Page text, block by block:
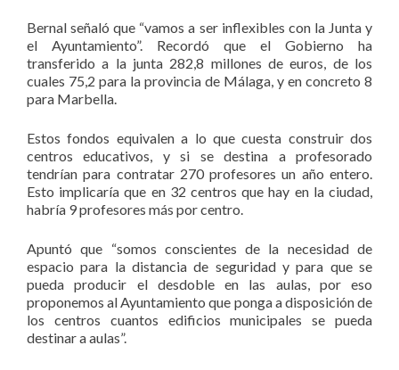
Bernal señaló que “vamos a ser inflexibles con la Junta y
el Ayuntamiento”. Recordó que el Gobierno ha
transferido a la junta 282,8 millones de euros, de los
cuales 75,2 para la provincia de Málaga, y en concreto 8
para Marbella.
Estos fondos equivalen a lo que cuesta construir dos
centros educativos, y si se destina a profesorado
tendrían para contratar 270 profesores un año entero.
Esto implicaría que en 32 centros que hay en la ciudad,
habría 9 profesores más por centro.
Apuntó que “somos conscientes de la necesidad de
espacio para la distancia de seguridad y para que se
pueda producir el desdoble en las aulas, por eso
proponemos al Ayuntamiento que ponga a disposición de
los centros cuantos edificios municipales se pueda
destinar a aulas”.